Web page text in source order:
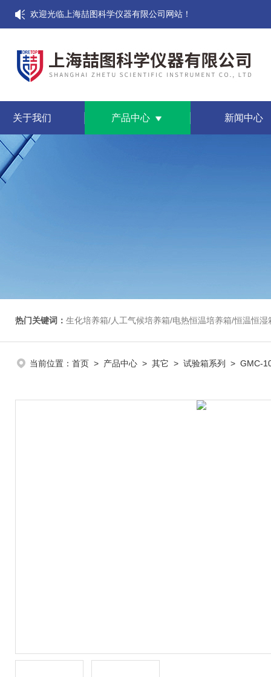
欢迎光临上海喆图科学仪器有限公司网站！
关于我们 产品中心 新闻中心
热门关键词： 生化培养箱/人工气候培养箱/电热恒温培养箱/恒温恒湿箱/光照培养箱/二氧化碳培养箱
当前位置： 首页 > 产品中心 > 其它 > 试验箱系列 > GMC-